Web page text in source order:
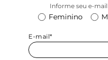
Informe seu e-
Feminino
E-mail*